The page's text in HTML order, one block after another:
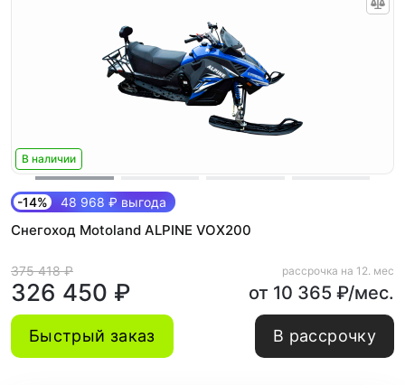
В наличии
-14% 48 968 ₽ выгода
Снегоход Motoland ALPINE VOX200
375 418 ₽
326 450 ₽
рассрочка на 12. мес
от 10 365 ₽/мес.
Быстрый заказ В рассрочку